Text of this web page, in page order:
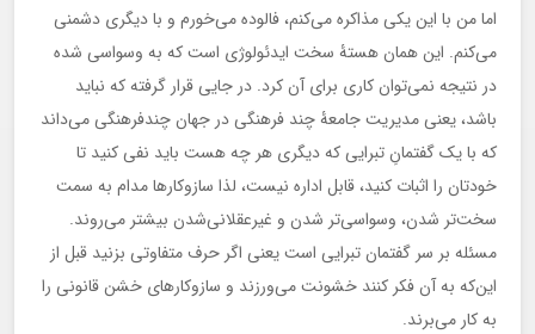
اما من با این یکی مذاکره می‌کنم، فالوده می‌خورم و با دیگری دشمنی
می‌کنم. این همان هستۀ سخت ایدئولوژی است که به وسواسی شده
در نتیجه نمی‌توان کاری برای آن کرد. در جایی قرار گرفته که نباید
باشد، یعنی مدیریت جامعۀ چند فرهنگی در جهان چندفرهنگی می‌داند
که با یک گفتمانِ تبرایی که دیگری هر چه هست باید نفی کنید تا
خودتان را اثبات کنید، قابل اداره نیست، لذا سازوکارها مدام به سمت
سخت‌تر شدن، وسواسی‌تر شدن و غیرعقلانی‌شدن بیشتر می‌روند.
مسئله بر سر گفتمان تبرایی است یعنی اگر حرف متفاوتی بزنید قبل از
این‌که به آن فکر کنند خشونت می‌ورزند و سازوکارهای خشن قانونی را
به کار می‌برند.